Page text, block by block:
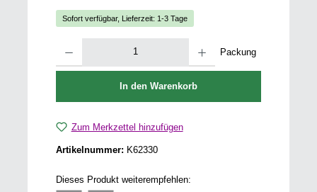
Sofort verfügbar, Lieferzeit: 1-3 Tage
Packung
In den Warenkorb
Zum Merkzettel hinzufügen
Artikelnummer: K62330
Dieses Produkt weiterempfehlen: